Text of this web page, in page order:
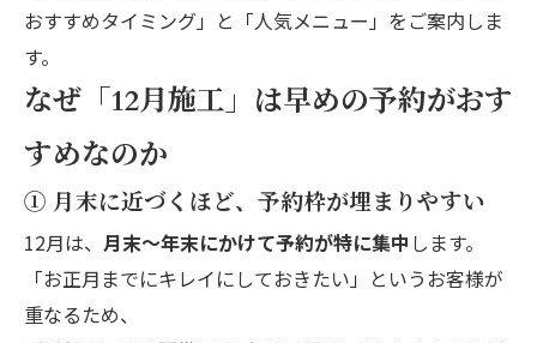
おすすめタイミング」と「人気メニュー」をご案内しま
す。
なぜ「12月施工」は早めの予約がおす
すめなのか
① 月末に近づくほど、予約枠が埋まりやすい
12月は、 月末〜年末にかけて予約が特に集中 します。
「お正月までにキレイにしておきたい」というお客様が
重なるため、